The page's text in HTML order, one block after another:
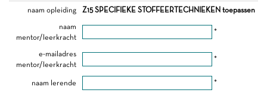
naam opleiding
Z15 SPECIFIEKE STOFFEERTECHNIEKEN toepassen
naam
mentor/leerkracht
*
e-mailadres
mentor/leerkracht
*
naam lerende *